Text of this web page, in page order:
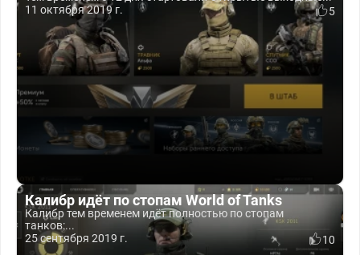
11 октября 2019 г.
5
Калибр идёт по стопам World of Tanks
Калибр тем временем идёт полностью по стопам
танков:...
25 сентября 2019 г.
10